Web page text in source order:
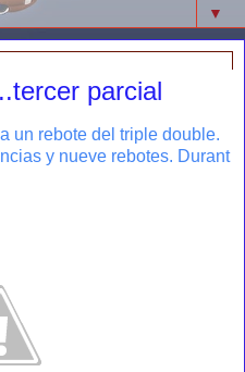
▼
parcial
un rebote del triple double.
y nueve rebotes. Durant